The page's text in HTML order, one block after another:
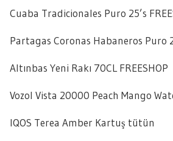
Cuaba Tradicionales Puro 25’s
Partagas Coronas Habaneros Puro
Altınbas Yeni Rakı 70CL FREESHOP
Vozol Vista 20000 Peach Mango
IQOS Terea Amber Kartuş tütün